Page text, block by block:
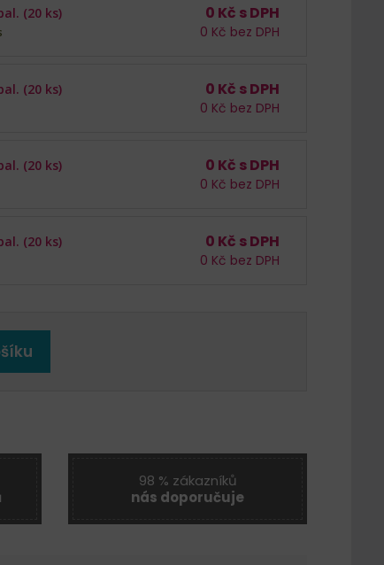
(20 ks) 0 Kč s DPH
0 Kč bez DPH
(20 ks) 0 Kč s DPH
0 Kč bez DPH
(20 ks) 0 Kč s DPH
0 Kč bez DPH
(20 ks) 0 Kč s DPH
0 Kč bez DPH
98 % zákazníků
nás doporučuje